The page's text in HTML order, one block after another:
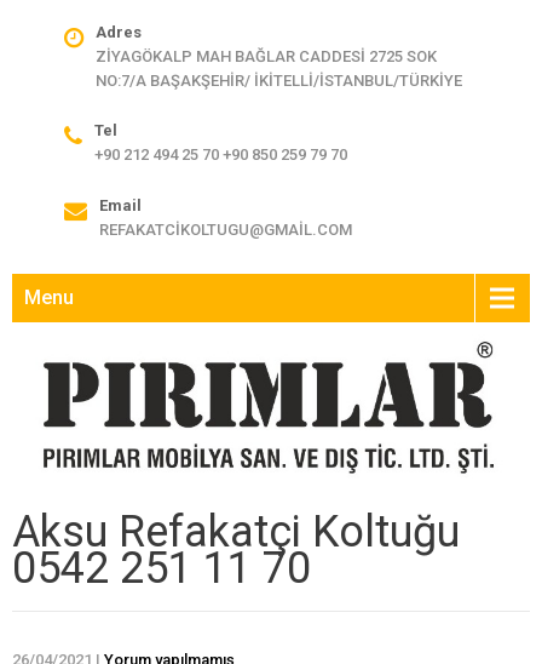
Adres
ZİYAGÖKALP MAH BAĞLAR CADDESİ 2725 SOK
NO:7/A BAŞAKŞEHİR/ İKİTELLİ/İSTANBUL/TÜRKİYE
Tel
+90 212 494 25 70 +90 850 259 79 70
Email
REFAKATCIKOLTUGU@GMAIL.COM
Menu
Aksu Refakatçi Koltuğu
0542 251 11 70
26/04/2021 | Yorum yapılmamış